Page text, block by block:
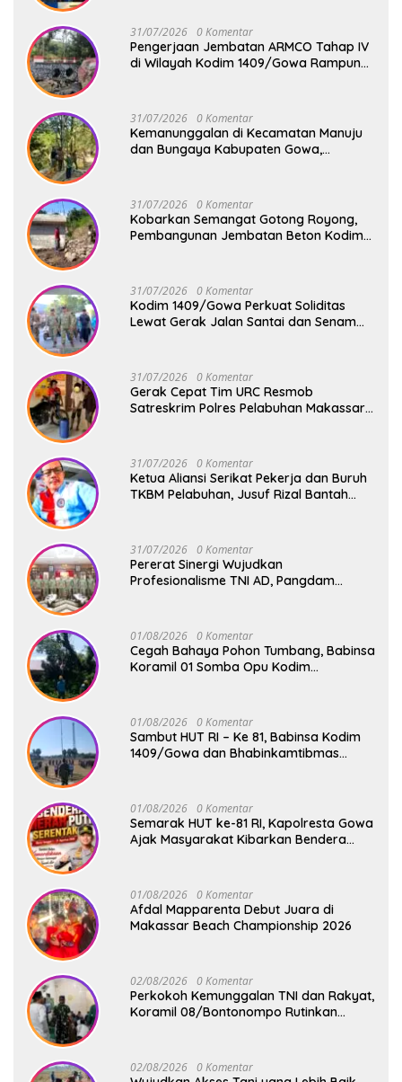
31/07/2026 0 Komentar
Pengerjaan Jembatan ARMCO Tahap IV
di Wilayah Kodim 1409/Gowa Rampung
31/07/2026 0 Komentar
Kemanunggalan di Kecamatan Manuju
dan Bungaya Kabupaten Gowa,
31/07/2026 0 Komentar
Kobarkan Semangat Gotong Royong,
Pembangunan Jembatan Beton Kodim
31/07/2026 0 Komentar
Kodim 1409/Gowa Perkuat Soliditas
Lewat Gerak Jalan Santai dan Senam
31/07/2026 0 Komentar
Gerak Cepat Tim URC Resmob
Satreskrim Polres Pelabuhan Makassar
31/07/2026 0 Komentar
Ketua Aliansi Serikat Pekerja dan Buruh
TKBM Pelabuhan, Jusuf Rizal Bantah
31/07/2026 0 Komentar
Pererat Sinergi Wujudkan
Profesionalisme TNI AD, Pangdam
01/08/2026 0 Komentar
Cegah Bahaya Pohon Tumbang, Babinsa
Koramil 01 Somba Opu Kodim
Baddo
01/08/2026 0 Komentar
Sambut HUT RI – Ke 81, Babinsa Kodim
1409/Gowa dan Bhabinkamtibmas
01/08/2026 0 Komentar
Semarak HUT ke-81 RI, Kapolresta Gowa
Ajak Masyarakat Kibarkan Bendera
01/08/2026 0 Komentar
Afdal Mapparenta Debut Juara di
Makassar Beach Championship 2026
02/08/2026 0 Komentar
Perkokoh Kemunggalan TNI dan Rakyat,
Koramil 08/Bontonompo Rutinkan
02/08/2026 0 Komentar